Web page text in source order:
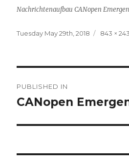
Nachrichtenaufbau CANopen
Posted
Tuesday May 29th, 2018
Full
843 × 243
navigation
PUBLISHED IN
CANopen